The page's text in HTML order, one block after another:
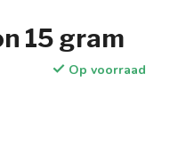
15 gram
Op voorraad